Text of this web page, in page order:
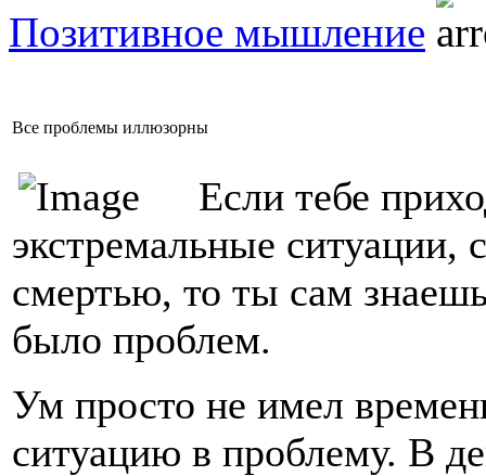
Позитивное мышление
Все проблемы иллюзорны
Если тебе
экстремальные
смертью, то ты сам
было проблем.
Ум просто не имел
ситуацию в проблему. В